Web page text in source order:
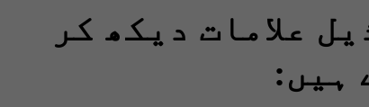
علامات دیکھ کر
ہیں: